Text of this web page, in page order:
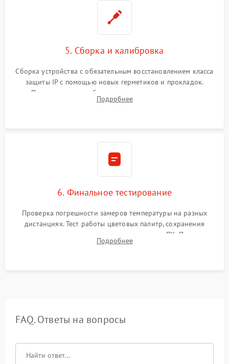
5. Сборка и калибровка
Сборка устройства с обязательным восстановлением класса
защиты IP с помощью новых герметиков и прокладок.
Программная калибровка матрицы по эталонному
абсолютно черному телу для точного измерения температур.
Подробнее
6. Финальное тестирование
Проверка погрешности замеров температуры на разных
дистанциях. Тест работы цветовых палитр, сохранения
термограмм в память и передачи данных на ПК. Проверка
автономности работы и итоговый контроль качества.
Подробнее
FAQ. Ответы на вопросы